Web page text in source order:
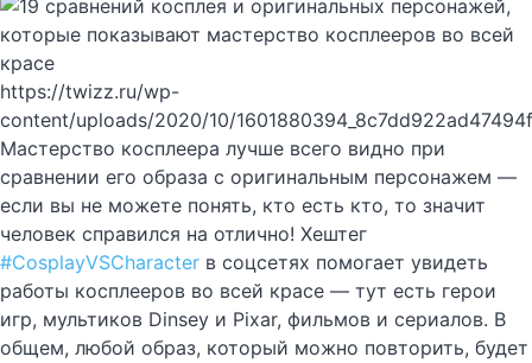
https://twizz.ru/wp-
content/uploads/2020/10/
Мастерство косплеера лучше всего видно при
сравнении его образа с оригинальным персонажем —
если вы не можете понять, кто есть кто, то значит
человек справился на отлично! Хештег
#CosplayVSCharacter в соцсетях помогает увидеть
работы косплееров во всей красе — тут есть герои
игр, мультиков Dinsey и Pixar, фильмов и сериалов. В
общем, любой образ, который можно повторить, будет